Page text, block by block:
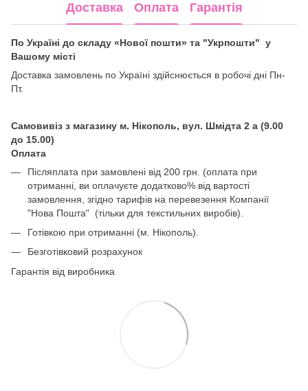
Доставка Оплата Гарантія
По Україні до складу «Нової пошти» та "Укрпошти" у
Вашому місті
Доставка замовлень по Україні здійснюється в робочі дні Пн-
Пт.
Самовивіз з магазину м. Нікополь, вул. Шмідта 2 а (9.00
до 15.00)
Оплата
Післяплата при замовлені від 200 грн. (оплата при
отриманні, ви оплачуєте додатково% від вартості
замовлення, згідно тарифів на перевезення Компанії
"Нова Пошта" (тільки для текстильних виробів).
Готівкою при отриманні (м. Нікополь).
Безготівковий розрахунок
Гарантія від виробника